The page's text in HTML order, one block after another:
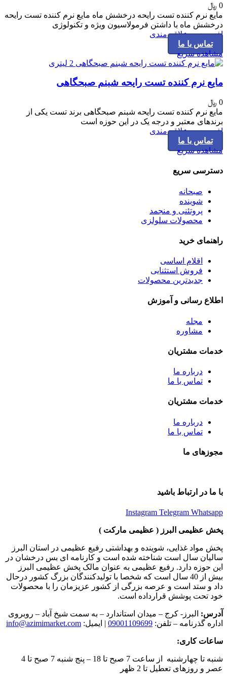
0 ﷼
مایع نرم کننده تست رایحه درخشش ماه مایع نرم کننده تست رایحه
درخشش ماه با داشتن فرمولاسیون ویژه و تکنولوژی
افزودن به علاقه مندی
تماس با ما
مشاهده سریع
مایع نرم کننده تست رایحه شبنم صبحگاهی
0 ﷼
مایع نرم کننده تست رایحه شبنم صبحگاهی برند تست یکی از
برندهای معتبر و درجه یک در این حوزه است
افزودن به علاقه مندی
تماس با ما
مشاهده سریع
دسترسی سریع
صبحانه
شوینده
پروتئنی و منجمد
محصولات سلولزی
راهنمای خرید
اقلام اساسی
فروش استثنایی
جدیدترین محصولات
اطلاع رسانی و آموزش
مجله
مشاوره
خدمات مشتریان
درباره ما
تماس با ما
خدمات مشتریان
درباره ما
تماس با ما
مجوزهای ما
با ما در ارتباط باشید
Instagram Telegram Whatsapp
پخش عظیمی البرز ( عظیمی مارکت )
پخش مواد غذایی، شوینده و بهداشتی رفیع عظیمی در استان البرز
سالیان سال است شناخته شده است و کارنامه ای بس درخشان در
این حوزه دارد. رفیع عظیمی به عنوان مالک پخش عظیمی البرز
بیش از 40 سال است که شخصا با تولیدکنندگان بزرگ کشور درحال
داد و ستد است و عرصه بزرگی از کشور عزیزمان را با محصولات
خود تحت پوشش قرارداده است.
آدرس: البرز- کرج – میدان استاندارد – به سمت شیخ آباد – روبروی
اداره گذرنامه – تلفن: 09001109699 | ایمیل: info@azimimarket.com
ساعات کاری:
شنبه تا چهارشنبه از ساعت 7 صبح تا 18 – پنج شنبه 7 صبح تا 4
عصر و روزهای تعطیل تا 2 ظهر